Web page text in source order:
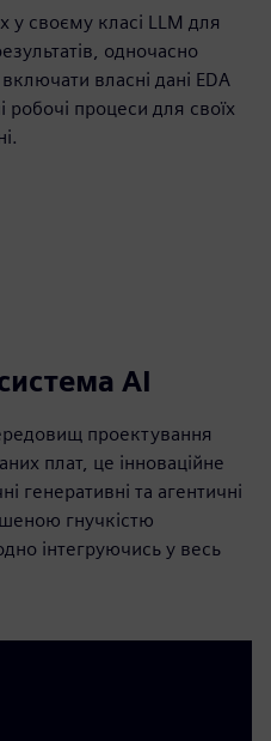
у своєму класі LLM для
одночасно
власні дані EDA
робочі процеси для своїх
AI
проектування
плат, це інноваційне
генеративні та агентичні
гнучкістю
інтегруючись у весь